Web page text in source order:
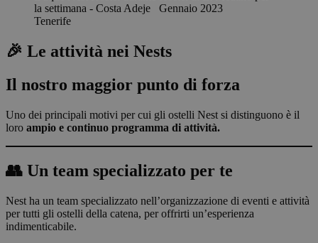
🎉 Le attività nei Nests
Il nostro maggior punto di forza
Uno dei principali motivi per cui gli ostelli Nest si distinguono è il
loro ampio e continuo programma di attività.
👥 Un team specializzato per te
Nest ha un team specializzato nell’organizzazione di eventi e attività
per tutti gli ostelli della catena, per offrirti un’esperienza
indimenticabile.